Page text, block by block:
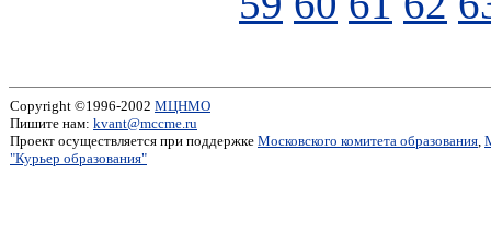
Copyright ©1996-2002 МЦНМО
Пишите нам: kvant@mccme.ru
Проект осуществляется при поддержке Московского комитета образования,
"Курьер образования"